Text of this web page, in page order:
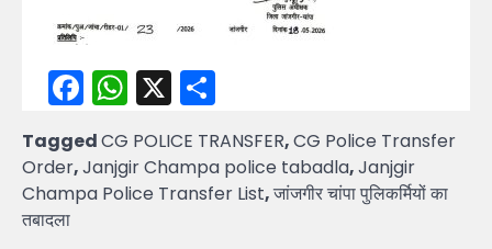
Facebook
WhatsApp
X
TaggedCG POLICE TRANSFER,CG Police Transfer
Order,Janjgir Champa police tabadla,Janjgir
Champa Police Transfer List,जांजगीर चांपा पुलिकर्मियों का
तबादला